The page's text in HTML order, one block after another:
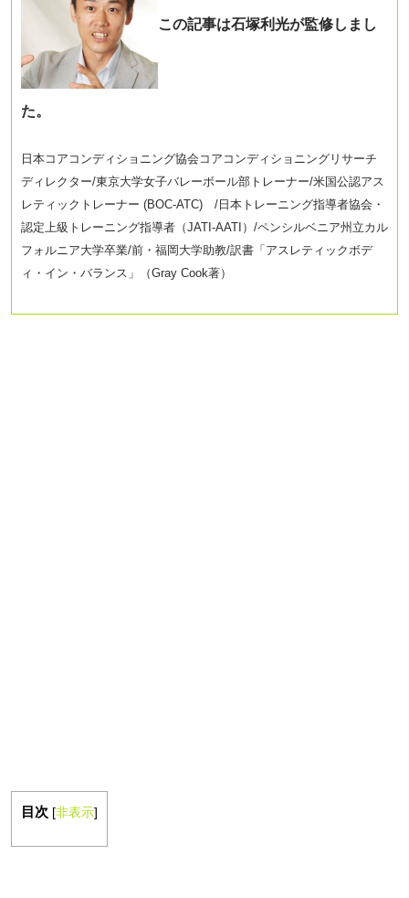
この記事は石塚利光が監修しまし
た。
日本コアコンディショニング協会コアコンディショニングリサーチ
ディレクター/東京大学女子バレーボール部トレーナー/米国公認アス
レティックトレーナー (BOC-ATC) /日本トレーニング指導者協会・
認定上級トレーニング指導者（JATI-AATI）/ペンシルベニア州立カル
フォルニア大学卒業/前・福岡大学助教/訳書「アスレティックボデ
ィ・イン・バランス」（Gray Cook著）
目次 [非表示]